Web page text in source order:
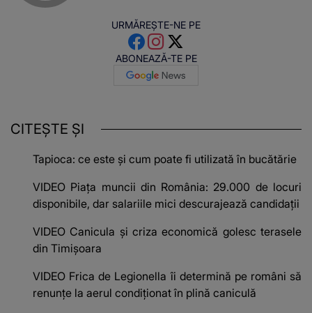
URMĂREȘTE-NE PE
ABONEAZĂ-TE PE
CITEȘTE ȘI
Tapioca: ce este și cum poate fi utilizată în bucătărie
VIDEO Piața muncii din România: 29.000 de locuri
disponibile, dar salariile mici descurajează candidații
VIDEO Canicula și criza economică golesc terasele
din Timișoara
VIDEO Frica de Legionella îi determină pe români să
renunțe la aerul condiționat în plină caniculă